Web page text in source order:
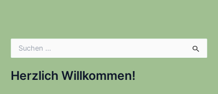
h
eHerzlich Willkommen!